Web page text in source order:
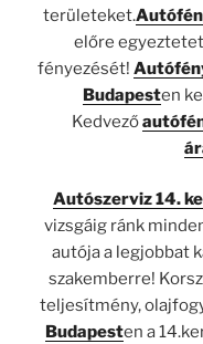
területeket.
előre
fényezését!
Budapesten
Kedvező
Autószerviz 14.
vizsgáig ránk
autója a legjobbat
szakemberre!
teljesítmény,
Budapesten a